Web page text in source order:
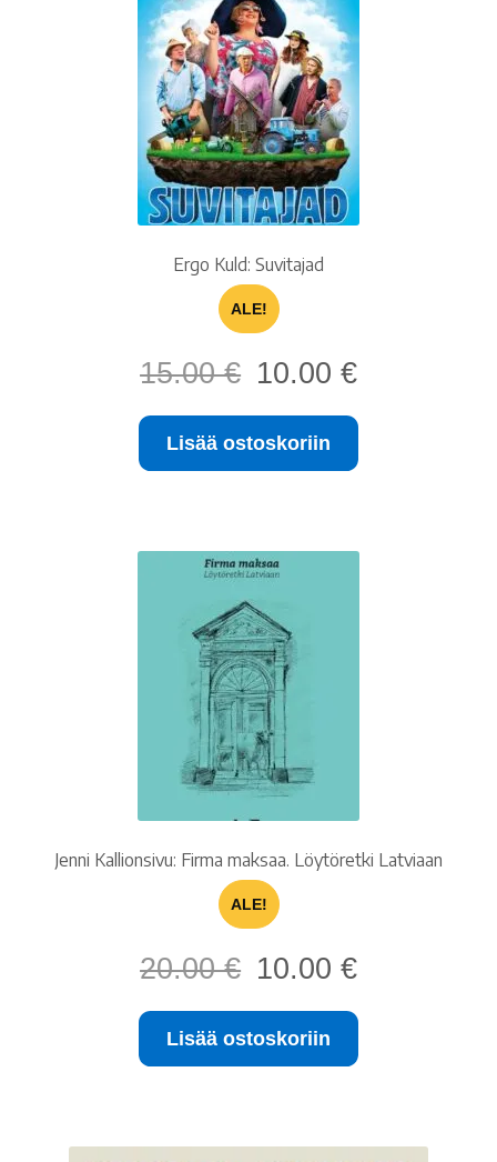
Ergo Kuld: Suvitajad
ALE!
15.00€
Alkuperäinen
hinta
oli:
15.00 €.
10.00 €Nykyinen
on:
Lisää ostoskoriin
Jenni Kallionsivu: Firma maksaa. Löytöretki Latviaan
ALE!
20.00€
Alkuperäinen
hinta
oli:
20.00 €.
10.00 €Nykyinen
on:
Lisää ostoskoriin